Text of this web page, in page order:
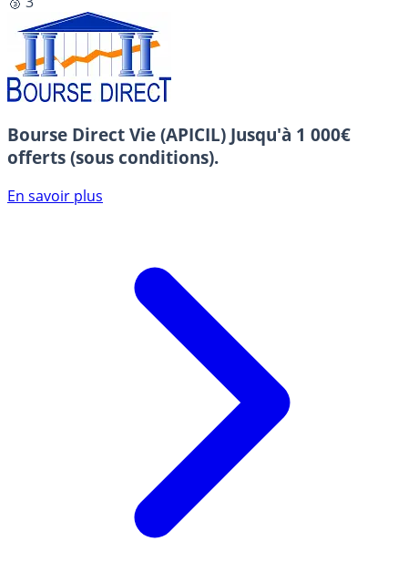
Bourse Direct Vie (APICIL) Jusqu'à 1 000€
offerts (sous conditions).
En savoir plus